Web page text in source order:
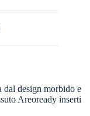
dal design morbido e
Areoready inserti